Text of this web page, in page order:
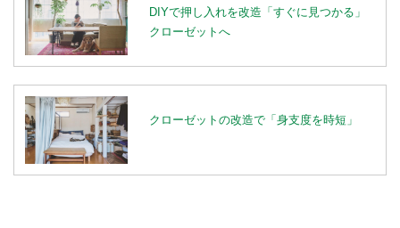
DIYで押し入れを改造「すぐに見つかる」
クローゼットへ
クローゼットの改造で「身支度を時短」